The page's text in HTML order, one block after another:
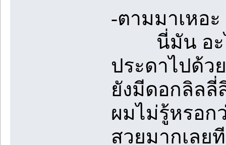
-ตามมาเหอ
นี่มัน อะไร
ประดาไปด้ว
ยังมีดอกลิลลี่
ผมไม่รู้หรอก
สวยมากเลย